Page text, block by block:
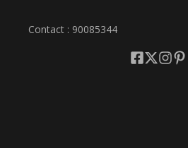
Contact : 90085344